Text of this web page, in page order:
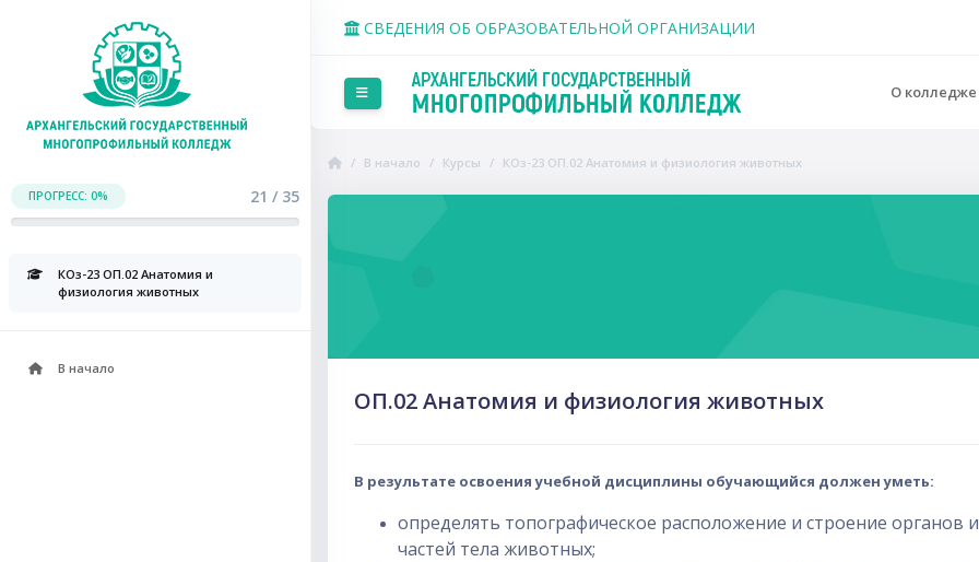
СВЕДЕНИЯ ОБ ОБРАЗОВАТЕЛЬНОЙ ОРГАНИЗАЦИИ
Боковая панель О колледже
ПРОГРЕСС: 0% 21 / 35
КОз-23 ОП.02 Анатомия и
физиология животных
В начало
В начало Курсы КОз-23 ОП.02 Анатомия и физиология животных
Пропустить Course Intro
ОП.02 Анатомия и физиология животных
В результате освоения учебной дисциплины обучающийся должен уметь:
определять топографическое расположение и строение органов и
частей тела животных;